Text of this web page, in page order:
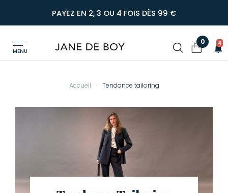
PAYEZ EN 2, 3 OU 4 FOIS DÈS 99 €
MENU
0 4
Accueil Tendance tailoring